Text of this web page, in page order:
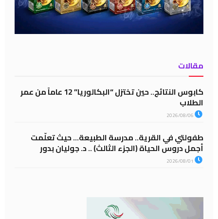
مقالات
كابوس النتائج.. حين تختزل “البكالوريا” 12 عاماً من عمر
الطلاب
طفولتي في القرية.. مدرسة الطبيعة… حيث تعلّمت
أجمل دروس الحياة (الجزء الثالث) .. د. جوليان بدور